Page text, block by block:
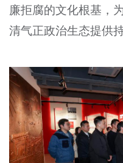
廉拒腐的文化根基，
清气正政治生态提供